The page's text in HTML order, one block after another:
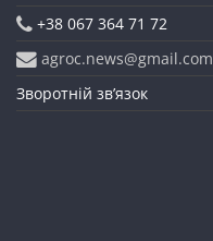
+38 067 364 71 72
agroc.news@gmail.com
Зворотній зв’язок